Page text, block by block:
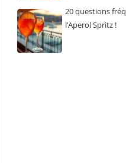
20 questions
l’Aperol Spritz !